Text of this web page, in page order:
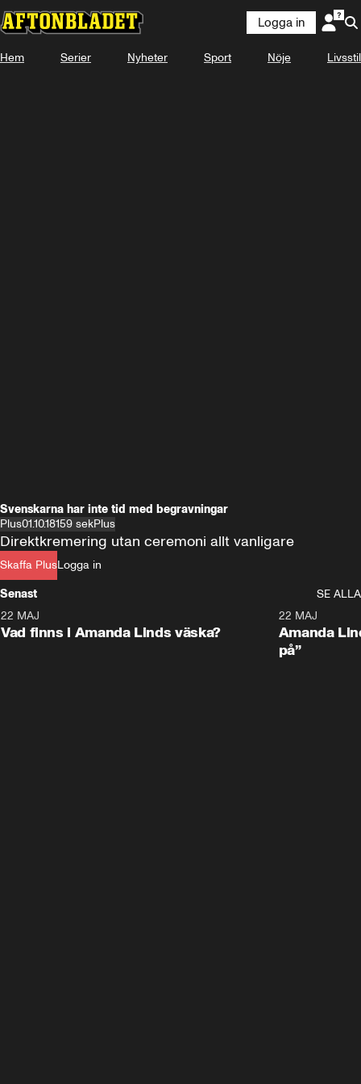
Laddar ...
Logga in
Hem Serier Nyheter Sport Nöje Livsstil
Svenskarna har inte tid med begravningar
Plus01.10.18159 sekPlus
Skaffa PlusLogga in
Direktkremering utan ceremoni allt vanligare
Senast
SE ALLA
Plus
22 MAJ
Vad finns i Amanda Linds väska?
Plus
22 MAJ
Amanda
på”